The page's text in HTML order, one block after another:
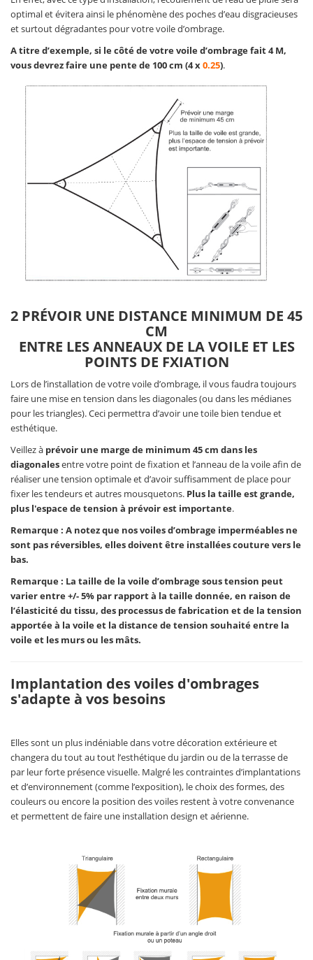
optimal et évitera ainsi le phénomène des poches d’eau disgracieuses
et surtout dégradantes pour votre voile d’ombrage.
A titre d’exemple, si le côté de votre voile d’ombrage fait 4 M,
vous devrez faire une pente de 100 cm (4 x0.25).
2 PRÉVOIR UNE DISTANCE MINIMUM DE 45
CM
ENTRE LES ANNEAUX DE LA VOILE ET LES
POINTS DE FXIATION
Lors de l’installation de votre voile d’ombrage, il vous faudra toujours
faire une mise en tension dans les diagonales (ou dans les médianes
pour les triangles). Ceci permettra d’avoir une toile bien tendue et
esthétique.
Veillez à prévoir une marge de minimum 45 cm dans les
diagonalesentre votre point de fixation et l’anneau de la voile afin de
réaliser une tension optimale et d’avoir suffisamment de place pour
fixer les tendeurs et autres mousquetons. Plus la taille est grande,
plus l'espace de tension à prévoir est importante.
Remarque : A notez que nos voiles d’ombrage imperméables ne
sont pas réversibles, elles doivent être installées couture vers le
bas.
Remarque : La taille de la voile d’ombrage sous tension peut
varier entre +/- 5% par rapport à la taille donnée, en raison de
l’élasticité du tissu, des processus de fabrication et de la tension
apportée à la voile et la distance de tension souhaité entre la
voile et les murs ou les mâts.
Implantation des voiles d'ombrages
s'adapte à vos besoins
Elles sont un plus indéniable dans votre décoration extérieure et
changera du tout au tout l’esthétique du jardin ou de la terrasse de
par leur forte présence visuelle. Malgré les contraintes d’implantations
et d’environnement (comme l’exposition), le choix des formes, des
couleurs ou encore la position des voiles restent à votre convenance
et permettent de faire une installation design et aérienne.